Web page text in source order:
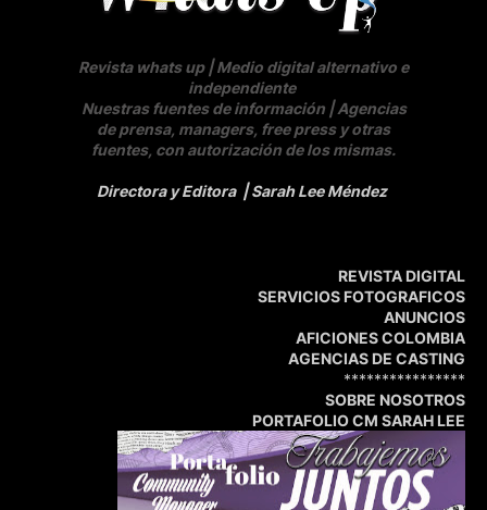
Revista whats up | Medio digital alternativo e
independiente
Nuestras fuentes de información | Agencias
de prensa, managers, free press y otras
fuentes, con autorización de los mismas.
Directora y Editora| Sarah Lee Méndez
REVISTA DIGITAL
SERVICIOS FOTOGRAFICOS
ANUNCIOS
AFICIONES COLOMBIA
AGENCIAS DE CASTING
****************
SOBRE NOSOTROS
PORTAFOLIO CM SARAH LEE